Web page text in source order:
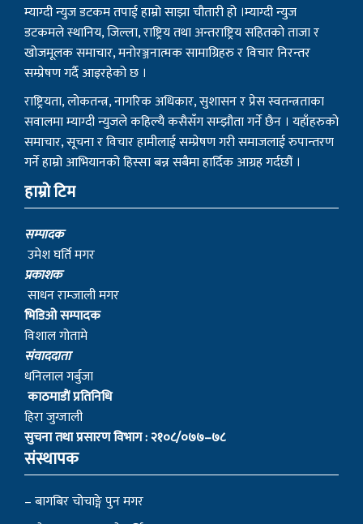
म्याग्दी न्युज डटकम तपाई हाम्रो साझा चौतारी हो ।म्याग्दी न्युज
डटकमले स्थानिय, जिल्ला, राष्ट्रिय तथा अन्तराष्ट्रिय सहितको ताजा र
खोजमूलक समाचार, मनोरञ्जनात्मक सामाग्रिहरु र विचार निरन्तर
सम्प्रेषण गर्दै आइरहेको छ ।
राष्ट्रियता, लोकतन्त्र, नागरिक अधिकार, सुशासन र प्रेस स्वतन्त्रताका
सवालमा म्याग्दी न्युजले कहिल्यै कसैसँग सम्झौता गर्ने छैन । यहाँहरुको
समाचार, सूचना र विचार हामीलाई सम्प्रेषण गरी समाजलाई रुपान्तरण
गर्ने हाम्रो आभियानको हिस्सा बन्न सबैमा हार्दिक आग्रह गर्दछौं ।
हाम्रो टिम
सम्पादक
उमेश घर्ति मगर
प्रकाशक
साधन राम्जाली मगर
भिडिओ सम्पादक
विशाल गोतामे
स‌ंवाददाता
धनिलाल गर्बुजा
काठमाडाैं प्रतिनिधि
हिरा जुग्जाली
सुचना तथा प्रसारण विभाग : २१०८/०७७–७८
संस्थापक
– बागबिर चोचाङ्गे पुन मगर